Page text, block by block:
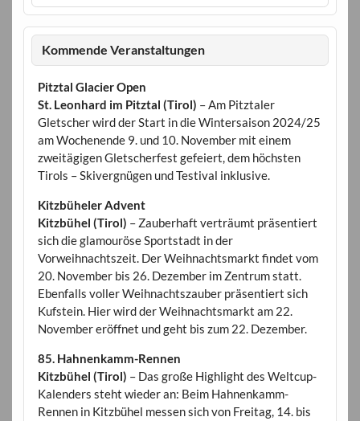
Kommende Veranstaltungen
Pitztal Glacier Open
St. Leonhard im Pitztal (Tirol) – Am Pitztaler
Gletscher wird der Start in die Wintersaison 2024/25
am Wochenende 9. und 10. November mit einem
zweitägigen Gletscherfest gefeiert, dem höchsten
Tirols – Skivergnügen und Testival inklusive.
Kitzbüheler Advent
Kitzbühel (Tirol) – Zauberhaft verträumt präsentiert
sich die glamouröse Sportstadt in der
Vorweihnachtszeit. Der Weihnachtsmarkt findet vom
20. November bis 26. Dezember im Zentrum statt.
Ebenfalls voller Weihnachtszauber präsentiert sich
Kufstein. Hier wird der Weihnachtsmarkt am 22.
November eröffnet und geht bis zum 22. Dezember.
85. Hahnenkamm-Rennen
Kitzbühel (Tirol) – Das große Highlight des Weltcup-
Kalenders steht wieder an: Beim Hahnenkamm-
Rennen in Kitzbühel messen sich von Freitag, 14. bis